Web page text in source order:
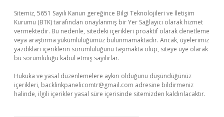
Sitemiz, 5651 Sayılı Kanun gereğince Bilgi Teknolojileri ve İletişim
Kurumu (BTK) tarafından onaylanmış bir Yer Sağlayıcı olarak hizmet
vermektedir. Bu nedenle, sitedeki içerikleri proaktif olarak denetleme
veya araştırma yükümlülüğümüz bulunmamaktadır. Ancak, üyelerimiz
yazdıkları içeriklerin sorumluluğunu taşımakta olup, siteye üye olarak
bu sorumluluğu kabul etmiş sayılırlar.
Hukuka ve yasal düzenlemelere aykırı olduğunu düşündüğünüz
içerikleri, backlinkpanelicomtr@gmail.com adresine bildirmeniz
halinde, ilgili içerikler yasal süre içerisinde sitemizden kaldırılacaktır.